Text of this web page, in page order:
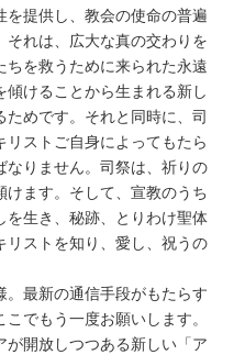
を提供し、教会の使命の普遍
れは、広大な真の交わりを
を救うために来られた永遠
けることから生まれる新し
めです。それと同時に、司
ストご自身によってもたら
なりません。司祭は、祈りの
けます。そして、宣教のうち
を生き、秘跡、とりわけ聖体
リストを知り、愛し、祝うの
最新の通信手段がもたらす
でもう一度お願いします。
が開放しつつある新しい「ア